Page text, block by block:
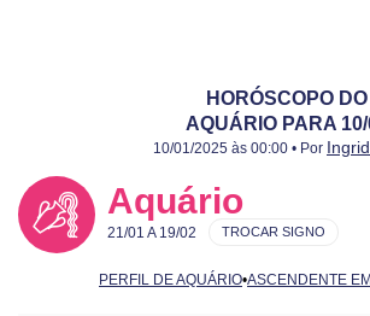
HORÓSCOPO
AQUÁRIO PARA
Publicado:
10/01/2025
Atualizado:
10/01/2025
10/01/2025 às 00:00 • Por
Aquário
21/01 A 19/02
PERFIL DE AQUÁRIO•ASCENDENTE
TROCAR SIGNO